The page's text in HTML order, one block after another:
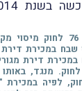
* נזכיר, כי במסגרת תיקון
במכירת דירת
דירת
קבוע בסעיף 49ב(1) לחוק.
בסעיף 48א(ב2) לחוק,